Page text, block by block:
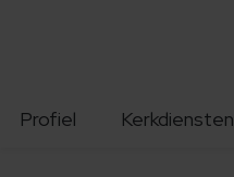
Profiel Kerkdiensten